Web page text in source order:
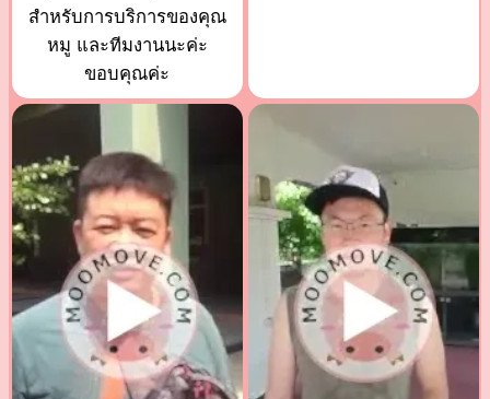
สำหรับการบริการของคุณ
หมู และทีมงานนะค่ะ
ขอบคุณค่ะ